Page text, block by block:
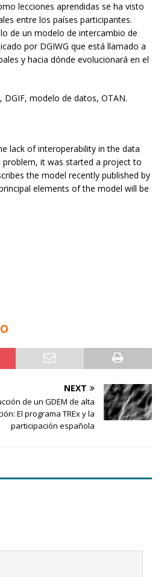
lecciones aprendidas se ha visto
entre los países participantes.
de un modelo de intercambio de
por DGIWG que está llamado a
y hacia dónde evolucionará en el
DGIF, modelo de datos, OTAN.
lack of interoperability in the data
problem, it was started a project to
the model recently published by
elements of the model will be
NEXT
de un GDEM de alta
El programa TREx y la
participación española